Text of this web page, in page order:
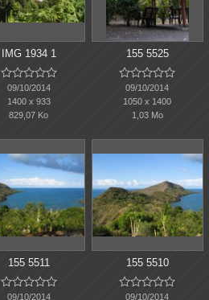
IMG 1934 1

09/10/2014
1400 x 933
829,07 Ko
155 5525

09/10/2014
1050 x 1400
1,03 Mo
155 5511

09/10/2014
155 5510

09/10/2014